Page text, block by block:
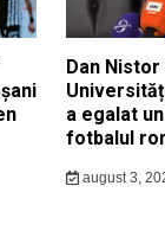
Dan
a egalat
fotbalul
august 3,